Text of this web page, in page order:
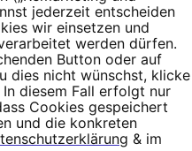
jederzeit entscheiden
wir einsetzen und
werden dürfen.
Button oder auf
dies nicht wünschst, klicke
In diesem Fall erfolgt nur
Cookies gespeichert
und die konkreten
& im